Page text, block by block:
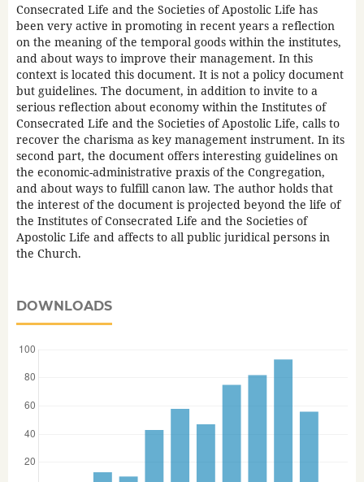
Consecrated Life and the Societies of Apostolic Life has
been very active in promoting in recent years a reflection
on the meaning of the temporal goods within the institutes,
and about ways to improve their management. In this
context is located this document. It is not a policy document
but guidelines. The document, in addition to invite to a
serious reflection about economy within the Institutes of
Consecrated Life and the Societies of Apostolic Life, calls to
recover the charisma as key management instrument. In its
second part, the document offers interesting guidelines on
the economic-administrative praxis of the Congregation,
and about ways to fulfill canon law. The author holds that
the interest of the document is projected beyond the life of
the Institutes of Consecrated Life and the Societies of
Apostolic Life and affects to all public juridical persons in
the Church.
DOWNLOADS